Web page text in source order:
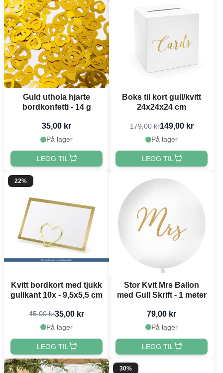
Guld uthola hjarte
bordkonfetti - 14 g
35,00 kr
På lager
LEGG TIL
Boks til kort gull/kvitt
24x24x24 cm
179,00 kr149,00 kr
På lager
LEGG TIL
22%
Kvitt bordkort med tjukk
gullkant 10x - 9,5x5,5 cm
45,00 kr35,00 kr
På lager
LEGG TIL
Stor Kvit Mrs Ballon
med Gull Skrift - 1 meter
79,00 kr
På lager
LEGG TIL
30%